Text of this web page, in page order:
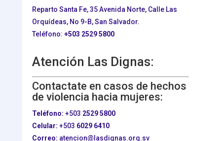
Reparto Santa Fe, 35 Avenida Norte, Calle Las
Orquídeas, No 9-B, San Salvador.
Teléfono: +503 2529 5800
Atención Las Dignas:
Contactate en casos de hechos
de violencia hacia mujeres:
Teléfono: +503 2529 5800
Celular: +503 6029 6410
Correo: atencion@lasdignas.org.sv